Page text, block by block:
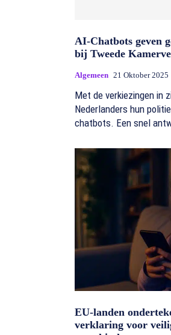
AI-Chatbots geven
bij Tweede
Algemeen 21 Oktober 2025
Met de verkiezingen in
Nederlanders hun
chatbots. Een snel
EU-landen
verklaring voor